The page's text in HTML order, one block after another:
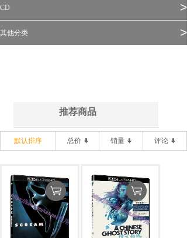
CD >
其他分类 >
推荐商品
默认排序 总价 销量 评论